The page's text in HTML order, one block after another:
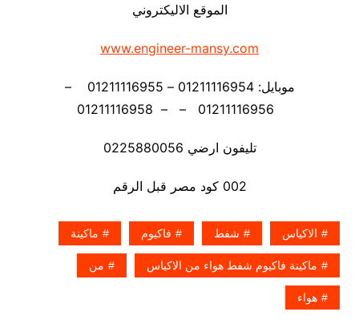
الموقع الاليكتروني
www.engineer-mansy.com
موبايل: 01211116954 – 01211116955 –
تليفون ارضي 0225880056
002 كود مصر قبل الرقم
الاكياس شفط فاكيوم ماكينة
ماكينة فاكيوم شفط هواء من الاكياس من
هواء